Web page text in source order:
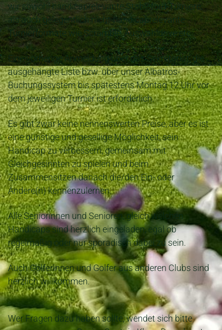
wir sowohl handicaprelevante Stableford-Turniere,
als auch gelegentlich nicht-handicaprelevante
Turnierformate wie Scramble, Auswahldrive etc.
Eine vorherige Anmeldung über das Sekretariat, die
ausgehängte Liste bzw. über unser Albatros-
Buchungssystem bis spätestens Montag 12 Uhr vor
dem jeweiligen Turnier ist erforderlich.
Es gibt zwar keine nennenswerten Preise, aber es ist
eine günstige und gesellige Möglichkeit, sein
Handicap zu verbessern, gemeinsam mit
Gleichgesinnten zu spielen und beim
Zusammensitzen danach die/den Ein- oder
Andere(n) kennenzulernen.
Alle Seniorinnen und Senioren, gleich welchen
Handicaps sind herzlich eingeladen, egal ob
regelmäßig oder nur sporadisch dabei zu sein.
Auch Golferinnen und Golfer aus anderen Clubs sind
herzlich willkommen.
Wer Fragen dazu haben sollte, wendet sich bitte